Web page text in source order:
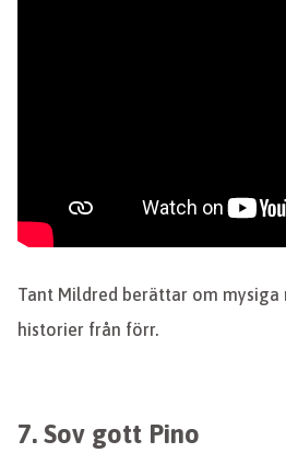
Tant Mildred berättar om mysiga
historier från förr.
7. Sov gott Pino